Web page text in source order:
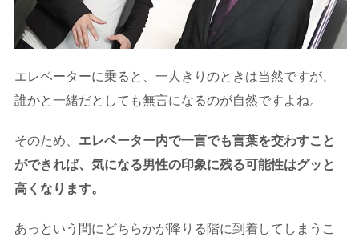
エレベーターに乗ると、一人きりのときは当然ですが、
誰かと一緒だとしても無言になるのが自然ですよね。
そのため、 エレベーター内で一言でも言葉を交わすこと
ができれば、気になる男性の印象に残る可能性はグッと
高くなります。
あっという間にどちらかが降りる階に到着してしまうこ